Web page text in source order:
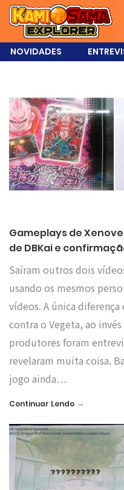
NOVIDADES
Gameplays de
de DBKai e
Saíram outros dois
usando os mesmos
vídeos. A única
contra o Vegeta, ao
produtores foram
revelaram muita coisa.
jogo ainda…
Continuar Lendo →